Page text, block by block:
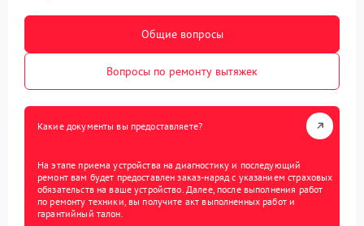
Общие вопросы
Вопросы по ремонту вытяжек
Какие документы вы предоставляете?
На этапе приема устройства на диагностику и последующий
ремонт вам будет предоставлен заказ-наряд с указанием страховых
обязательств на ваше устройство. Далее, после выполнения работ
по ремонту техники, вы получите акт выполненных работ и
гарантийный талон.